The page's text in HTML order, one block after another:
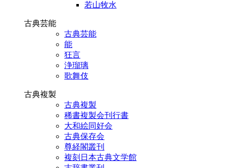
若山牧水
古典芸能
古典芸能
能
狂言
浄瑠璃
歌舞伎
古典複製
古典複製
稀書複製会刊行書
大和絵同好会
古典保存会
尊経閣叢刊
複刻日本古典文学館